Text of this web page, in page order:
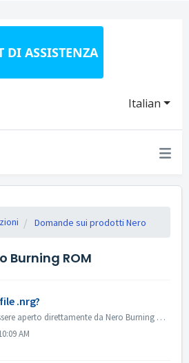
DI ASSISTENZA
Italian
Domande sui prodotti Nero
Burning ROM
.nrg?
Il file .nrg non può essere aperto direttamente da Nero Burning ROM. È possibile masterizzare il file .nrg su disco con Nero Burning ROM. Oppure utilizzare...
AM